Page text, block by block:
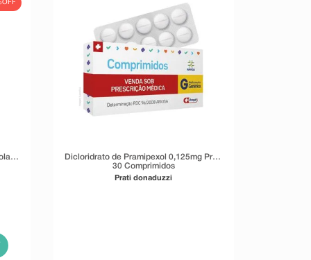
OFF
Dicloridrato de Pramipexol 0,125mg Prati
30 Comprimidos
Prati donaduzzi